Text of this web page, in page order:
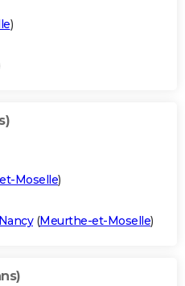
)
Moselle)
(Meurthe-et-Moselle)